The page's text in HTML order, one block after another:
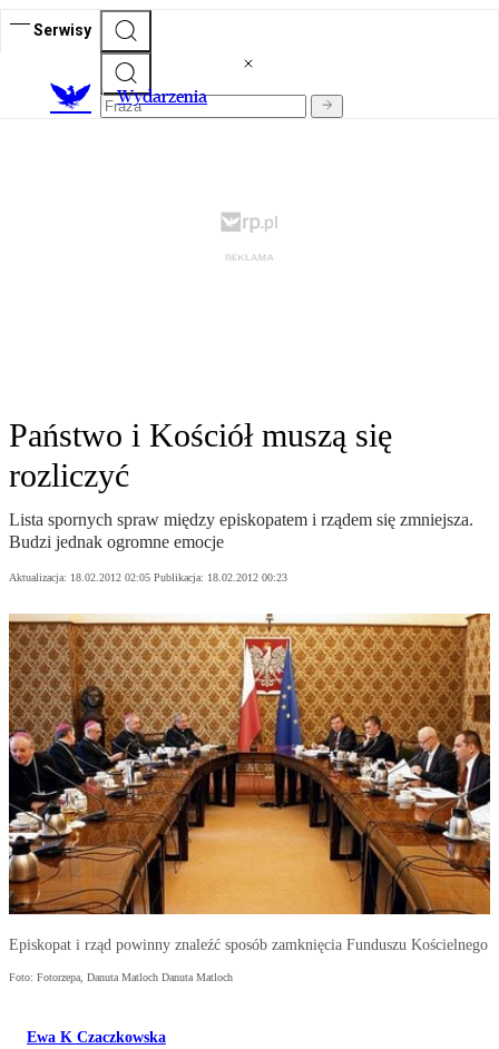
Serwisy
Wydarzenia
Państwo i Kościół muszą się
rozliczyć
Lista spornych spraw między episkopatem i rządem się zmniejsza.
Budzi jednak ogromne emocje
Aktualizacja: 18.02.2012 02:05 Publikacja: 18.02.2012 00:23
Episkopat i rząd powinny znaleźć sposób zamknięcia Funduszu Kościelnego
Foto: Fotorzepa, Danuta Matloch Danuta Matloch
Ewa K Czaczkowska